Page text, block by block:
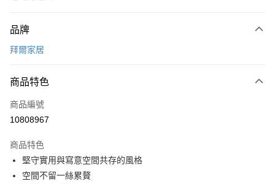
信用卡一次付款
6 期 0 利率 每期
合作金庫商業銀行
上海商業儲蓄銀行
臺灣中小企業銀行
匯豐（台灣）商業銀行
聯邦商業銀行
LINE Pay
Apple Pay
街口支付
悠遊付
品牌
拜爾家居
商品特色
商品編號
10808967
商品特色
堅守實用與寫意空間共存的風格
空間不留一絲累贅